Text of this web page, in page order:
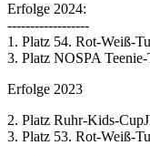
Erfolge 2024:
------------------
1. Platz 54. Rot-Weiß-
3. Platz NOSPA
Erfolge 2023
2. Platz Ruhr-Kids-
3. Platz 53. Rot-Weiß-